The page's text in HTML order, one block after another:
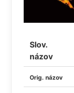
Slov.
názov
Orig. názov